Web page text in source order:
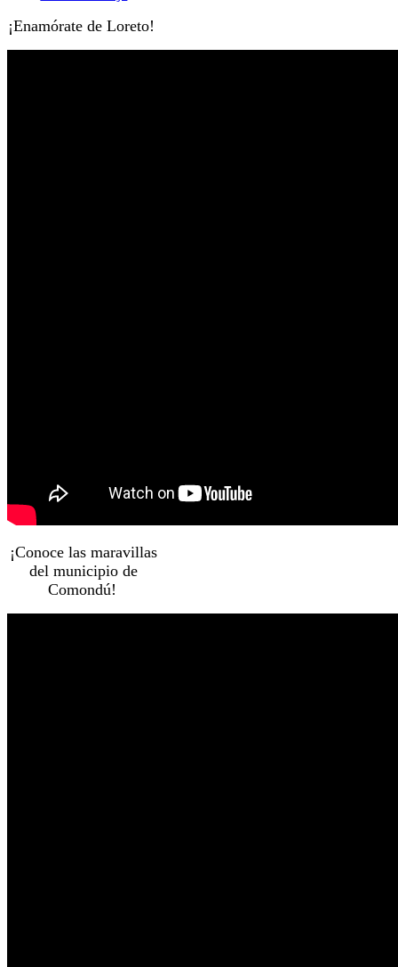
¡Enamórate de Loreto!
¡Conoce las maravillas
del municipio de
Comondú!